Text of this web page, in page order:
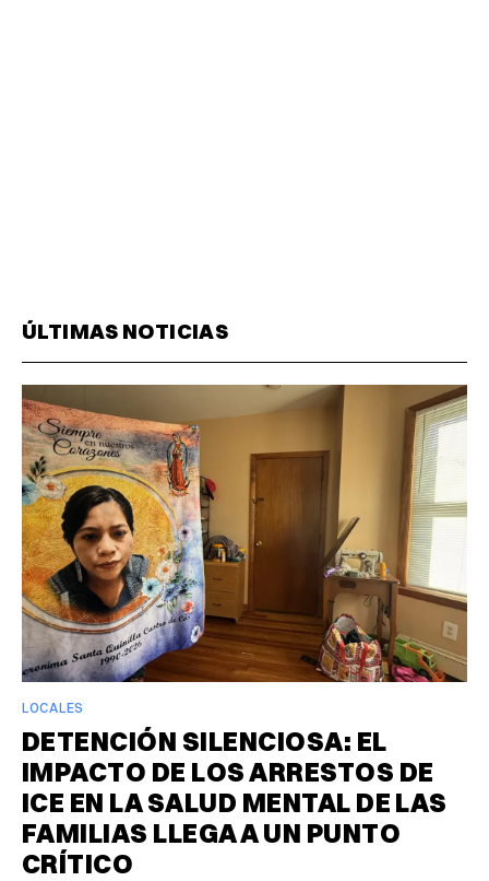
ÚLTIMAS NOTICIAS
LOCALES
DETENCIÓN SILENCIOSA: EL
IMPACTO DE LOS ARRESTOS DE
ICE EN LA SALUD MENTAL DE LAS
FAMILIAS LLEGA A UN PUNTO
CRÍTICO